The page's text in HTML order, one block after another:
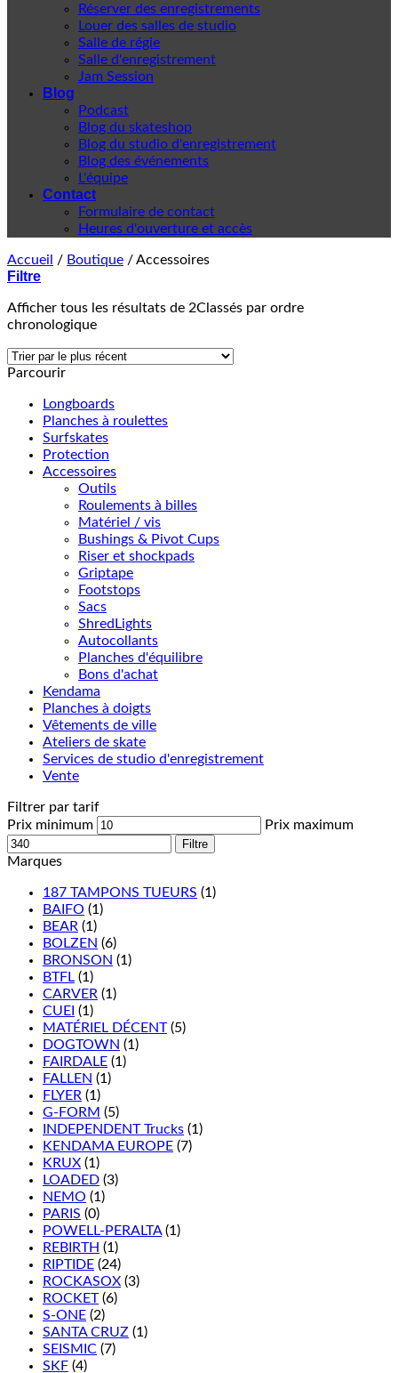
Réserver des enregistrements
Louer des salles de studio
Salle de régie
Salle d'enregistrement
Jam Session
Blog
Podcast
Blog du skateshop
Blog du studio d'enregistrement
Blog des événements
L'équipe
Contact
Formulaire de contact
Heures d'ouverture et accès
Accueil / Boutique /Accessoires
Filtre
Afficher tous les résultats de 2Classés par ordre
chronologique
Parcourir
Longboards
Planches à roulettes
Surfskates
Protection
Accessoires
Outils
Roulements à billes
Matériel / vis
Bushings & Pivot Cups
Riser et shockpads
Griptape
Footstops
Sacs
ShredLights
Autocollants
Planches d'équilibre
Bons d'achat
Kendama
Planches à doigts
Vêtements de ville
Ateliers de skate
Services de studio d'enregistrement
Vente
Filtrer par tarif
Prix minimum
Prix maximum
Filtre
Marques
187 TAMPONS TUEURS (1)
BAIFO (1)
BEAR (1)
BOLZEN (6)
BRONSON (1)
BTFL (1)
CARVER (1)
CUEI (1)
MATÉRIEL DÉCENT (5)
DOGTOWN (1)
FAIRDALE (1)
FALLEN (1)
FLYER (1)
G-FORM (5)
INDEPENDENT Trucks (1)
KENDAMA EUROPE (7)
KRUX (1)
LOADED (3)
NEMO (1)
PARIS (0)
POWELL-PERALTA (1)
REBIRTH (1)
RIPTIDE (24)
ROCKASOX (3)
ROCKET (6)
S-ONE (2)
SANTA CRUZ (1)
SEISMIC (7)
SKF (4)